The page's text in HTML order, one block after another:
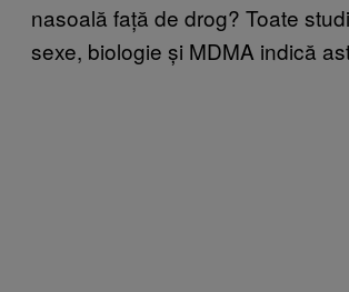
nasoală față de drog? Toate
sexe, biologie și MDMA indică